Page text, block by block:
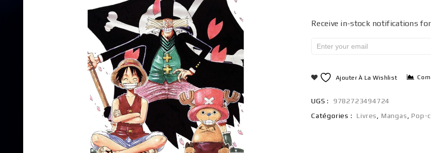
Receive in-stock notifications
Ajouter À La Wishlist
UGS :
9782723494724
Catégories :
Livres Mangas ,Pop-